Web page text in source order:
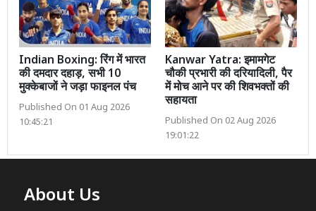
Indian Boxing: रिंग में भारत
की दमदार दहाड़, सभी 10
मुक्केबाजों ने जड़ा फाइनल पंच
Published On 01 Aug 2026
10:45:21
Kanwar Yatra: इमामगेट
चौकी प्रभारी की दरियादिली, पैर
में मोच आने पर की शिवभक्तों की
सहायता
Published On 02 Aug 2026
19:01:22
About Us